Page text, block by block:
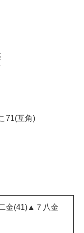
71(互角)
金(41)▲７八金